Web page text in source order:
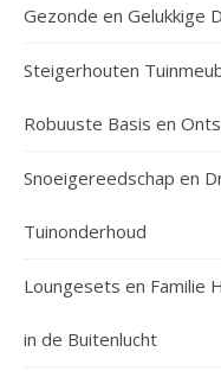
Gezonde en Gelukkige
Steigerhouten
Robuuste Basis en
Snoeigereedschap en
Tuinonderhoud
Loungesets en Familie
in de Buitenlucht